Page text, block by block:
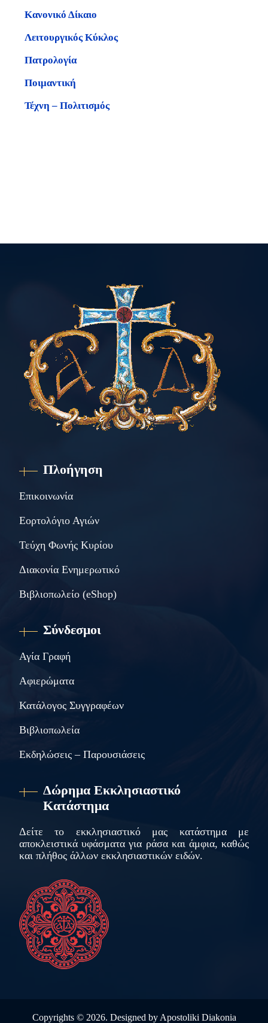
Κανονικό Δίκαιο
Λειτουργικός Κύκλος
Πατρολογία
Ποιμαντική
Τέχνη – Πολιτισμός
Πλοήγηση
Επικοινωνία
Εορτολόγιο Αγιών
Τεύχη Φωνής Κυρίου
Διακονία Ενημερωτικό
Βιβλιοπωλείο (eShop)
Σύνδεσμοι
Αγία Γραφή
Αφιερώματα
Κατάλογος Συγγραφέων
Βιβλιοπωλεία
Εκδηλώσεις – Παρουσιάσεις
Δώρημα Εκκλησιαστικό
Κατάστημα
Δείτε το εκκλησιαστικό μας κατάστημα με
αποκλειστικά υφάσματα για ράσα και άμφια, καθώς
και πλήθος άλλων εκκλησιαστικών ειδών.
Copyrights © 2026. Designed by Apostoliki Diakonia